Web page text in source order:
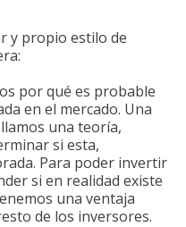
y propio estilo de
por qué es probable
en el mercado. Una
una teoría,
si esta,
Para poder invertir
si en realidad existe
una ventaja
de los inversores.